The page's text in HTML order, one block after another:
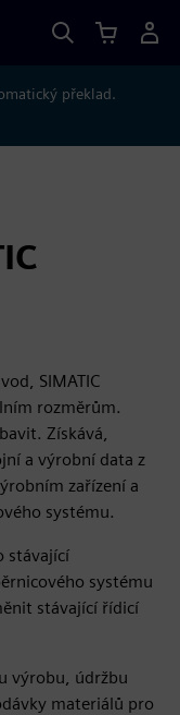
překlad.
SIMATIC
rozměrům.
Získává,
a výrobní data z
zařízení a
systému.
stávající
systému
stávající řídicí
výrobu, údržbu
materiálů pro